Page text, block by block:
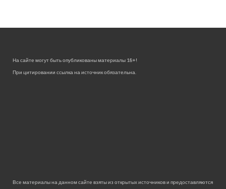
На сайте могут быть опубликованы материалы 18+!
При цитировании ссылка на источник обязательна.
Все материалы на данном сайте взяты из открытых источников и предоставляются